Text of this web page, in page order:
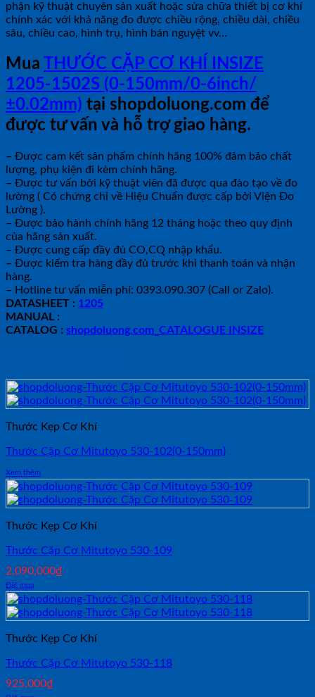
phận kỹ thuật chuyên sản xuất hoặc sửa chữa thiết bị cơ khí
chính xác với khả năng đo được chiều rộng, chiều dài, chiều
sâu, chiều cao, hình trụ, hình bán nguyệt vv…
Mua THƯỚC CẶP CƠ KHÍ INSIZE
1205-1502S (0-150mm/0-6inch/
±0.02mm) tại shopdoluong.com để
được tư vấn và hỗ trợ giao hàng.
– Được cam kết sản phẩm chính hãng 100% đảm bảo chất
lượng, phụ kiện đi kèm chính hãng.
– Được tư vấn bởi kỹ thuật viên đã được qua đào tạo về đo
lường ( Có chứng chỉ về Hiệu Chuẩn được cấp bởi Viện Đo
Lường ).
– Được bảo hành chính hãng 12 tháng hoặc theo quy định
của hãng sản xuất.
– Được cung cấp đầy đủ CO,CQ nhập khẩu.
– Được kiểm tra hàng đầy đủ trước khi thanh toán và nhận
hàng.
– Hotline tư vấn miễn phí: 0393.090.307 (Call or Zalo).
DATASHEET : 1205
MANUAL :
CATALOG : shopdoluong.com_CATALOGUE INSIZE
Thước Kẹp Cơ Khí
Thước Cặp Cơ Mitutoyo 530-102(0-150mm)
Xem thêm
Thước Kẹp Cơ Khí
Thước Cặp Cơ Mitutoyo 530-109
2,090,000₫
Đặt mua
Thước Kẹp Cơ Khí
Thước Cặp Cơ Mitutoyo 530-118
925,000₫